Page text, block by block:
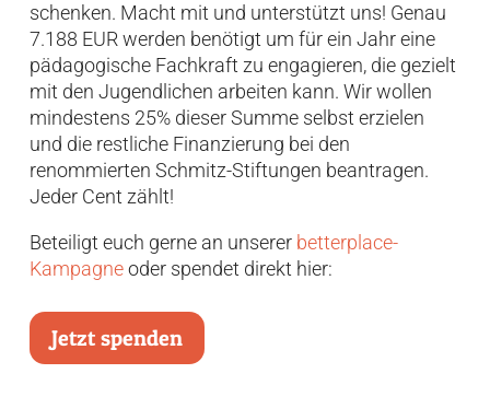
schenken. Macht mit und unterstützt uns! Genau
7.188 EUR werden benötigt um für ein Jahr eine
pädagogische Fachkraft zu engagieren, die gezielt
mit den Jugendlichen arbeiten kann. Wir wollen
mindestens 25% dieser Summe selbst erzielen
und die restliche Finanzierung bei den
renommierten Schmitz-Stiftungen beantragen.
Jeder Cent zählt!
Beteiligt euch gerne an unserer betterplace-
Kampagneoder spendet direkt hier:
Jetzt spenden